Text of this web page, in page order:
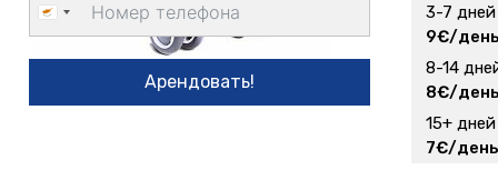
Cyprus
+357
Арендовать!
3-7 дней
9€/
8-14
8€/
15+ дней
7€/